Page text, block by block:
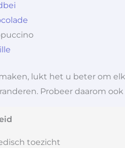
lukt het u beter om
Probeer daarom
toezicht